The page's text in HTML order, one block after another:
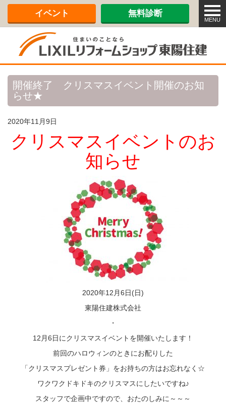
メ
ニ
ュ
MENU
イベント 無料診断
開催終了 クリスマスイベント開催のお知
らせ★
2020年11月9日
クリスマスイベントのお
知らせ
2020年12月6日(日)
東陽住建株式会社
・
12月6日にクリスマスイベントを開催いたします！
前回のハロウィンのときにお配りした
「クリスマスプレゼント券」をお持ちの方はお忘れなく☆
ワクワクドキドキのクリスマスにしたいですね♪
スタッフで企画中ですので、おたのしみに～～～